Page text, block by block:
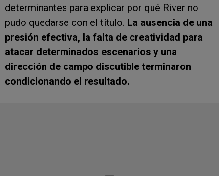
determinantes para explicar por qué River no
pudo quedarse con el título. La ausencia de una
presión efectiva, la falta de creatividad para
atacar determinados escenarios y una
dirección de campo discutible terminaron
condicionando el resultado.